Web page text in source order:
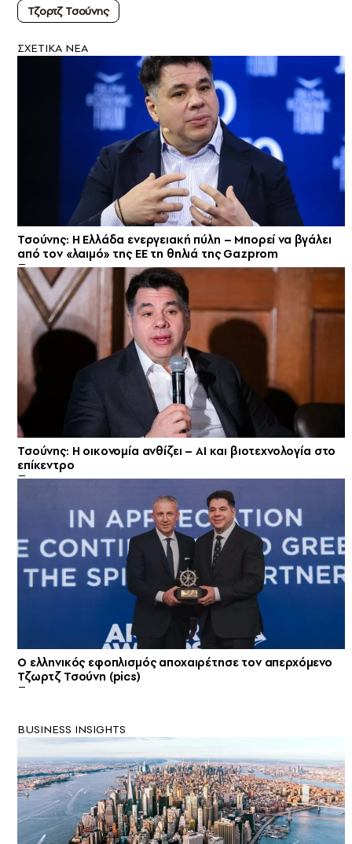
Τζορτζ Τσούνης
ΣXETIKA NEA
Τσούνης: Η Ελλάδα ενεργειακή πύλη – Μπορεί να βγάλει
από τον «λαιμό» της ΕΕ τη θηλιά της Gazprom
Τσούνης: Η οικονομία ανθίζει – ΑΙ και βιοτεχνολογία στο
επίκεντρο
Ο ελληνικός εφοπλισμός αποχαιρέτησε τον απερχόμενο
Τζωρτζ Τσούνη (pics)
BUSINESS INSIGHTS